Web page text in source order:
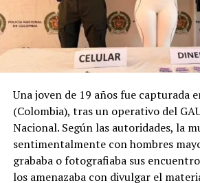
Me gusta esto:
Relacionado
Una joven de 19 años fue capturada
(Colombia), tras un operativo del
Nacional. Según las autoridades, la
sentimentalmente con hombres
grababa o fotografiaba sus
los amenazaba con divulgar el